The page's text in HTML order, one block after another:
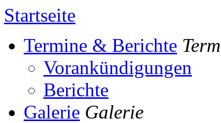
Startseite
Termine & Berichte
Vorankündigungen
Berichte
Galerie Galerie